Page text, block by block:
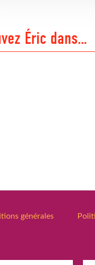
Éric dans…
générales